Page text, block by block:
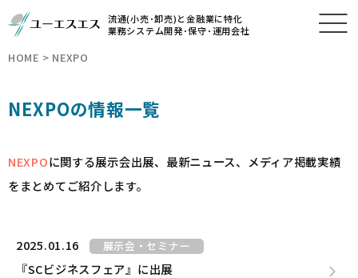
流通(小売･卸売)と金融業に特化
業務システム開発･保守･運用会社
HOME > NEXPO
NEXPOの情報一覧
NEXPOに関する展示会出展、最新ニュース、メディア掲載実績
をまとめてご紹介します。
2025.01.16 展示会・セミナー
『SCビジネスフェア』に出展